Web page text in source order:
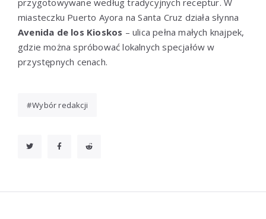
przygotowywane według tradycyjnych receptur. W
miasteczku Puerto Ayora na Santa Cruz działa słynna
Avenida de los Kioskos – ulica pełna małych knajpek,
gdzie można spróbować lokalnych specjałów w
przystępnych cenach.
Wybór redakcji